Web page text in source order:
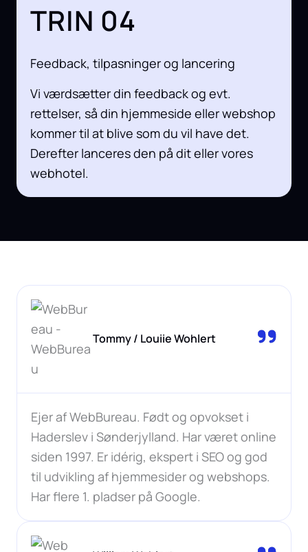
TRIN 04
Feedback, tilpasninger og lancering
Vi værdsætter din feedback og evt.
rettelser, så din hjemmeside eller webshop
kommer til at blive som du vil have det.
Derefter lanceres den på dit eller vores
webhotel.
Tommy / Louiie Wohlert
Ejer af WebBureau. Født og opvokset i
Haderslev i Sønderjylland. Har været online
siden 1997. Er idérig, ekspert i SEO og god
til udvikling af hjemmesider og webshops.
Har flere 1. pladser på Google.